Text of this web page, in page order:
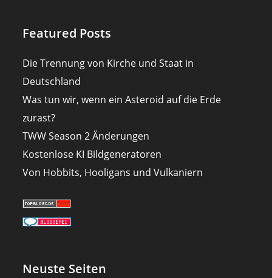
Featured Posts
Die Trennung von Kirche und Staat in
Deutschland
Was tun wir, wenn ein Asteroid auf die Erde
zurast?
TWW Season 2 Änderungen
Kostenlose KI Bildgeneratoren
Von Hobbits, Hooligans und Vulkaniern
Neuste Seiten